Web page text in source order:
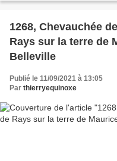
1268, Chevauchée
Rays sur la terre de
Belleville
Publié le 11/09/2021 à 13:05
Par thierryequinoxe